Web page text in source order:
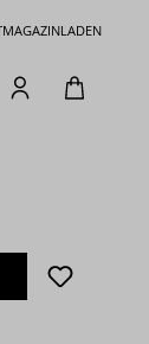
MAGAZINLADEN